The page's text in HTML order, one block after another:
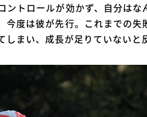
トロールが効かず、自分はな
度は彼が先行。これまでの失
まい、成長が足りていないと